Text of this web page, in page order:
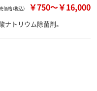
価格（税込） ￥750～￥16,000
ナトリウム除菌剤。